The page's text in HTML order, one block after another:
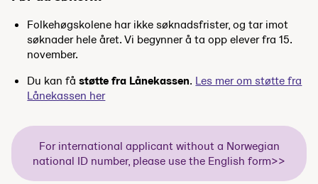
Folkehøgskolene har ikke søknadsfrister, og tar imot
søknader hele året. Vi begynner å ta opp elever fra 15.
november.
Du kan fåstøtte fra Lånekassen. Les mer om støtte fra
Lånekassen her
For international applicant without a Norwegian
national ID number, please use the English form>>